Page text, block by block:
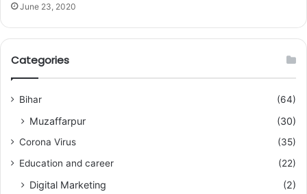
June 23, 2020
Categories
Bihar (64)
Muzaffarpur (30)
Corona Virus
(35)
Education and career
(22)
Digital Marketing (2)